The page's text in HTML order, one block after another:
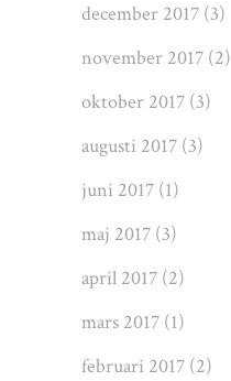
december 2017 (3)
november 2017 (2)
oktober 2017 (3)
augusti 2017 (3)
juni 2017 (1)
maj 2017 (3)
april 2017 (2)
mars 2017 (1)
februari 2017 (2)